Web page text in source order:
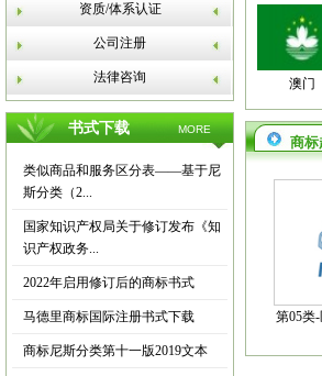
资质/体系认证
公司注册
法律咨询
书式下载 MORE
类似商品和服务区分表——基于尼
斯分类（2...
国家知识产权局关于修订发布《知
识产权政务...
2022年启用修订后的商标书式
马德里商标国际注册书式下载
商标尼斯分类第十一版2019文本
澳门
商标
第05类